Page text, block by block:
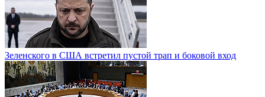
Зеленского в США встретил пустой трап и боковой вход